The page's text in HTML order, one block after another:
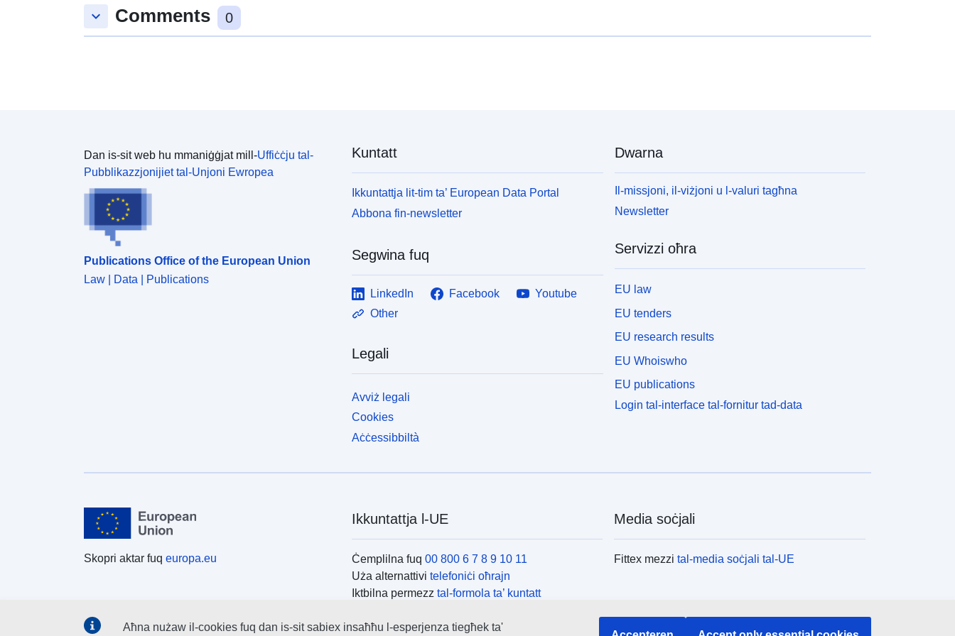
keyboard_arrow_down Comments 0
Dan is-sit web hu mmaniġġjat mill-Uffiċċju tal-
Pubblikazzjonijiet tal-Unjoni Ewropea
Publications Office of the European Union
Law | Data | Publications
Kuntatt
Ikkuntattja lit-tim ta’ European Data Portal
Abbona fin-newsletter
Segwina fuq
LinkedIn Facebook
Youtube
Other
Legali
Avviż legali
Cookies
Aċċessibbiltà
Dwarna
Il-missjoni, il-viżjoni u l-valuri tagħna
Newsletter
Servizzi oħra
EU law
EU tenders
EU research results
EU Whoiswho
EU publications
Login tal-interface tal-fornitur tad-data
Skopri aktar fuq europa.eu
Ikkuntattja l-UE
Ċemplilna fuq 00 800 6 7 8 9 10 11
Uża alternattivi telefoniċi oħrajn
Iktbilna permezz tal-formola ta’ kuntatt
Media soċjali
Fittex mezzital-media soċjali tal-UE
Aħna nużaw il-cookies fuq dan is-sit sabiex insaħħu l-esperjenza tiegħek ta'